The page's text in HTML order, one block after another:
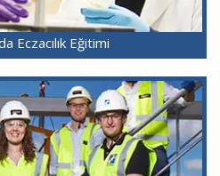
Eczacılık Eğitimi